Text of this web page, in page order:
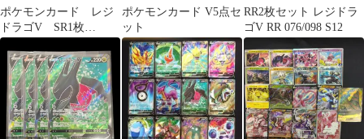
ポケモンカード レジ
ドラゴV SR1枚
107/098
ポケモンカード V5点セ
ット
RR2枚セット レジドラ
ゴV RR 076/098 S12